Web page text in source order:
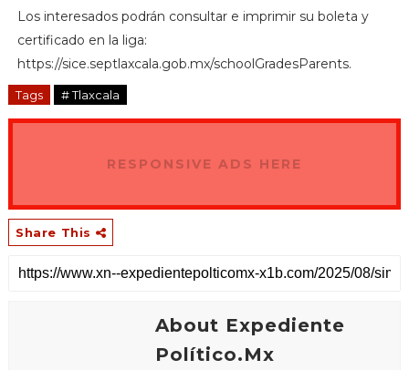
Los interesados podrán consultar e imprimir su boleta y
certificado en la liga:
https://sice.septlaxcala.gob.mx/schoolGradesParents.
Tags # Tlaxcala
RESPONSIVE ADS HERE
Share This
About Expediente
Político.Mx